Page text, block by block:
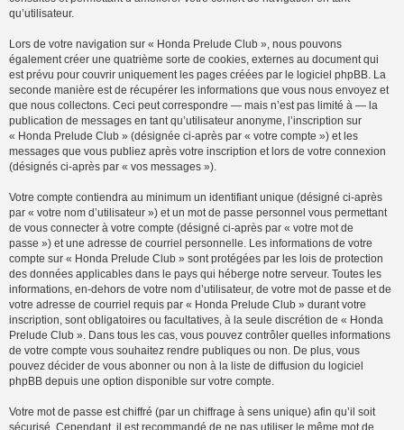
qu’utilisateur.
Lors de votre navigation sur « Honda Prelude Club », nous pouvons
également créer une quatrième sorte de cookies, externes au document qui
est prévu pour couvrir uniquement les pages créées par le logiciel phpBB. La
seconde manière est de récupérer les informations que vous nous envoyez et
que nous collectons. Ceci peut correspondre — mais n’est pas limité à — la
publication de messages en tant qu’utilisateur anonyme, l’inscription sur
« Honda Prelude Club » (désignée ci-après par « votre compte ») et les
messages que vous publiez après votre inscription et lors de votre connexion
(désignés ci-après par « vos messages »).
Votre compte contiendra au minimum un identifiant unique (désigné ci-après
par « votre nom d’utilisateur ») et un mot de passe personnel vous permettant
de vous connecter à votre compte (désigné ci-après par « votre mot de
passe ») et une adresse de courriel personnelle. Les informations de votre
compte sur « Honda Prelude Club » sont protégées par les lois de protection
des données applicables dans le pays qui héberge notre serveur. Toutes les
informations, en-dehors de votre nom d’utilisateur, de votre mot de passe et de
votre adresse de courriel requis par « Honda Prelude Club » durant votre
inscription, sont obligatoires ou facultatives, à la seule discrétion de « Honda
Prelude Club ». Dans tous les cas, vous pouvez contrôler quelles informations
de votre compte vous souhaitez rendre publiques ou non. De plus, vous
pouvez décider de vous abonner ou non à la liste de diffusion du logiciel
phpBB depuis une option disponible sur votre compte.
Votre mot de passe est chiffré (par un chiffrage à sens unique) afin qu’il soit
sécurisé. Cependant, il est recommandé de ne pas utiliser le même mot de